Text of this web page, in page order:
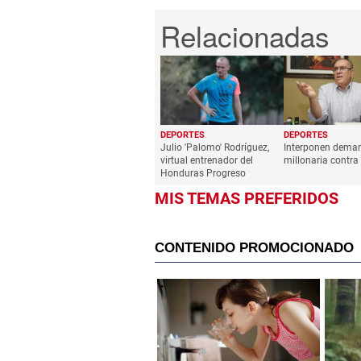
DEPORTES
Julio 'Palomo' Rodríguez,
virtual entrenador del
Honduras Progreso
DEPORTES
Interponen
millonaria contra
MIS TEMAS PREFERIDOS